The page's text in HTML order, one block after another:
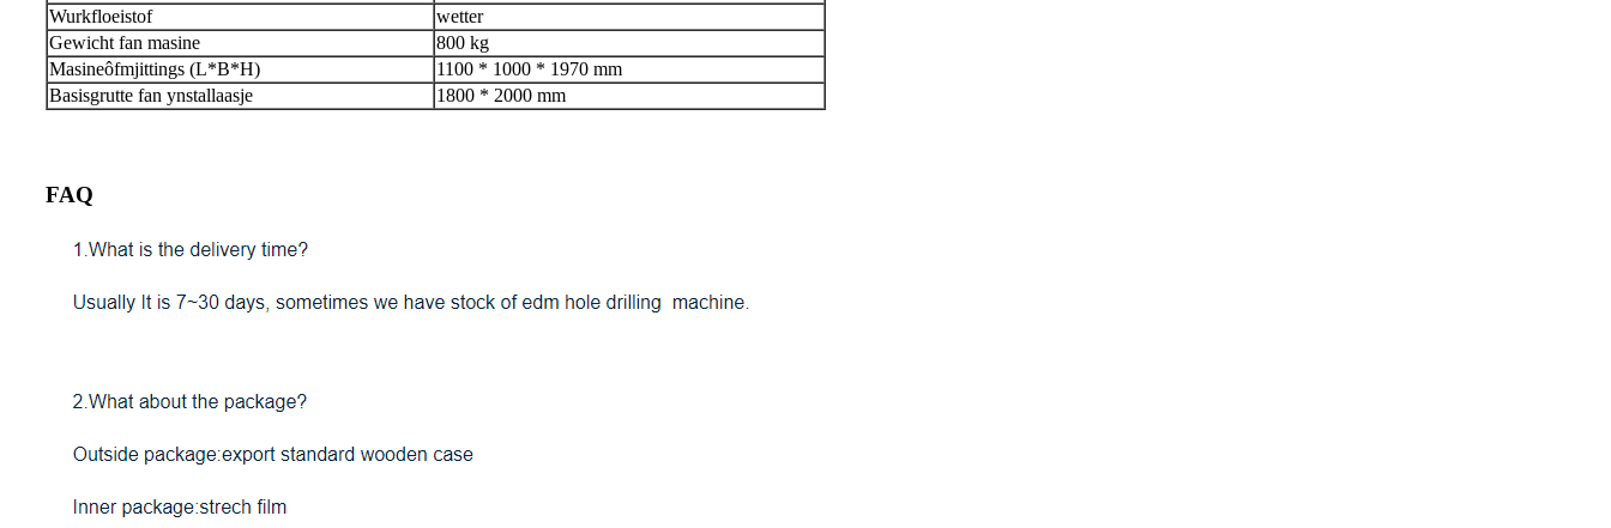
Wurkfloeistof
wetter
Gewicht fan masine
800 kg
Masineôfmjittings (L*B*H)
1100 * 1000 * 1970 mm
Basisgrutte fan ynstallaasje
1800 * 2000 mm
FAQ